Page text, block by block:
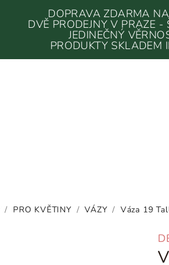
DOPRAVA ZDARMA
DVĚ PRODEJNY V PRAZE
JEDINEČNÝ
PRODUKTY SKLADEM
/ PRO KVĚTINY / VÁZY / Váza 19